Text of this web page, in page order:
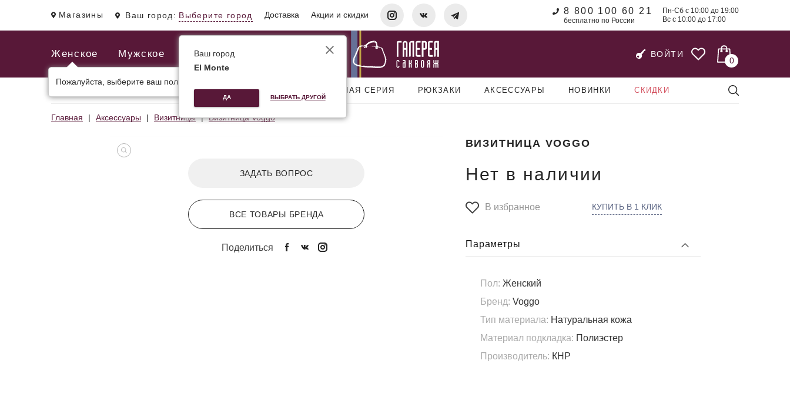
Магазины Ваш город: Выберите город Доставка Акции и скидки 8 800 100 60 21
бесплатно по России
Пн-Сб с 10:00 до 19:00
Вс с 10:00 до 17:00
Женское Мужское
Пожалуйста, выберите ваш пол.
ВОЙТИ
0
МУЖСКИЕ И ДЕЛОВЫЕ СУМКИ ДОРОЖНАЯ СЕРИЯ РЮКЗАКИ АКСЕССУАРЫ НОВИНКИ СКИДКИ
Главная Аксессуары Визитницы Визитница Voggo
ЗАДАТЬ ВОПРОС
ВСЕ ТОВАРЫ БРЕНДА
Поделиться
ВИЗИТНИЦА VOGGO
Нет в наличии
В избранное КУПИТЬ В 1 КЛИК
Параметры
Пол: Женский
Бренд: Voggo
Тип материала: Натуральная кожа
Материал подкладка: Полиэстер
Производитель: КНР
Ваш город
El Monte
ДА ВЫБРАТЬ ДРУГОЙ